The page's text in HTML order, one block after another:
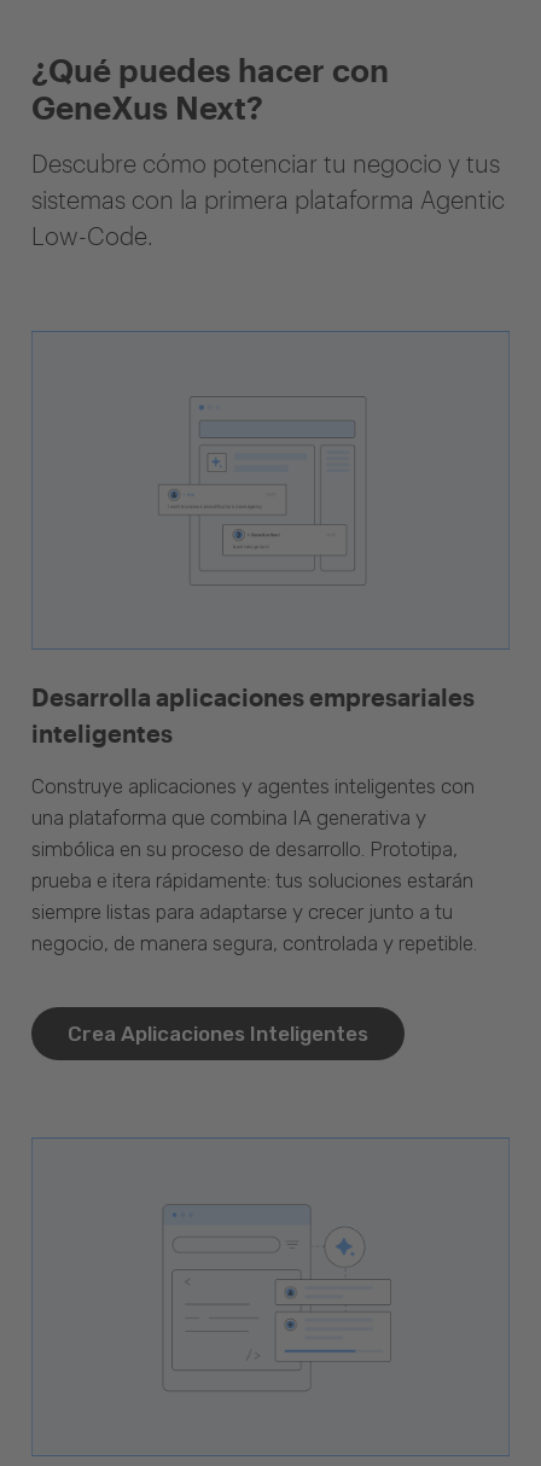
¿Qué puedes hacer con
GeneXus Next?
Descubre cómo potenciar tu negocio y tus
sistemas con la primera plataforma Agentic
Low-Code.
Desarrolla aplicaciones empresariales
inteligentes
Construye aplicaciones y agentes inteligentes con
una plataforma que combina IA generativa y
simbólica en su proceso de desarrollo. Prototipa,
prueba e itera rápidamente: tus soluciones estarán
siempre listas para adaptarse y crecer junto a tu
negocio, de manera segura, controlada y repetible.
Crea Aplicaciones Inteligentes